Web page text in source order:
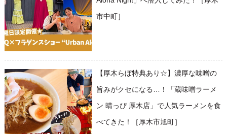
市中町］
【厚木らぼ特典あり☆】濃厚な味噌の
旨みがクセになる…！「蔵味噌ラーメ
ン 晴っぴ 厚木店」で人気ラーメンを食
べてきた！［厚木市旭町］